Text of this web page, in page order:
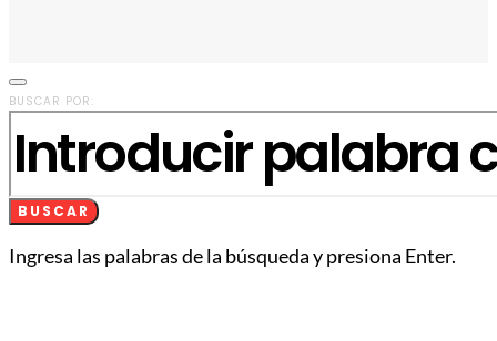
BUSCAR POR:
BUSCAR
Ingresa las palabras de la búsqueda y presiona Enter.